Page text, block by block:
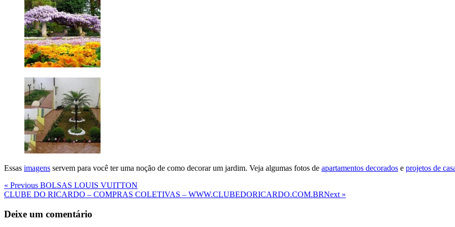
Essas imagens servem para você ter uma noção de como decorar um jardim. Veja algumas fotos de apartamentos decorados e projetos de
Navegação
de
Post
Previous
Post
« Previous BOLSAS LOUIS VUITTON
Next
CLUBE DO RICARDO – COMPRAS COLETIVAS – WWW.CLUBEDORICARDO.COM.BRNext »
Deixe um comentário